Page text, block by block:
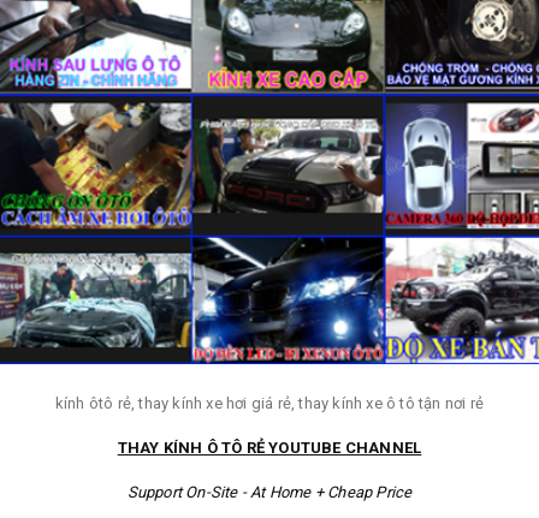
kính ôtô rẻ, thay kính xe hơi giá rẻ, thay kính xe ô tô tận nơi rẻ
THAY KÍNH Ô TÔ RẺ YOUTUBE CHANNEL
Support On-Site - At Home + Cheap Price